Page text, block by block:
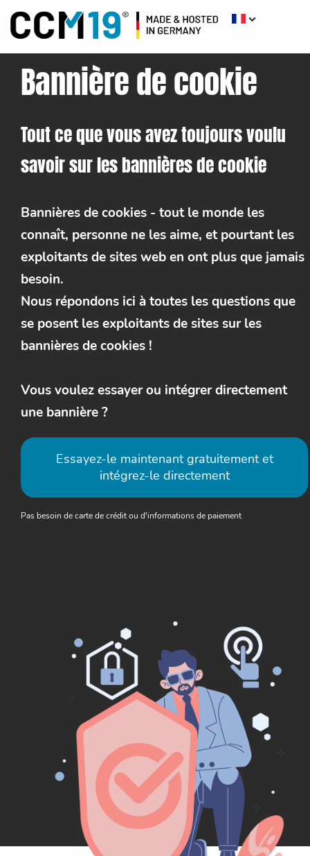
Bannière de cookie
Tout ce que vous avez toujours voulu
savoir sur les bannières de cookie
Bannières de cookies - tout le monde les
connaît, personne ne les aime, et pourtant les
exploitants de sites web en ont plus que jamais
besoin.
Nous répondons ici à toutes les questions que
se posent les exploitants de sites sur les
bannières de cookies !
Vous voulez essayer ou intégrer directement
une bannière ?
Essayez-le maintenant gratuitement et
intégrez-le directement
Pas besoin de carte de crédit ou d'informations de paiement